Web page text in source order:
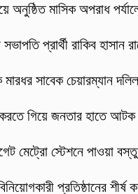
অনুষ্ঠিত মাসিক অপরাধ
প্রার্থী রাকিব হাসান
সাবেক চেয়ারম্যান
করতে গিয়ে জনতার হাতে আটক
মেট্রো স্টেশনে পাওয়া
প্রতিষ্ঠানের শীর্ষ